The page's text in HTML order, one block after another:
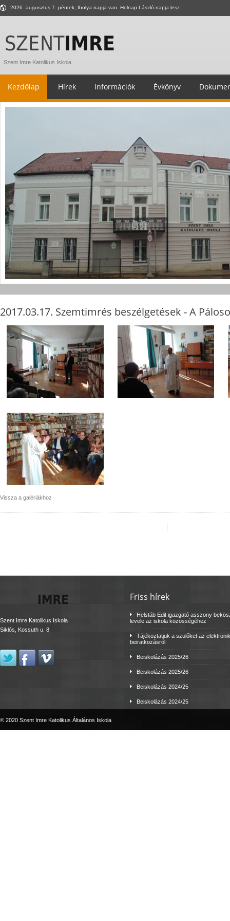
2026. augusztus 7. péntek, Ibolya napja van. Holnap László napja lesz.
Szent Imre Katolikus Iskola
Kezdőlap Hírek Információk Évkönyv
2017.03.17. Szemtimrés beszélgetések - A
Vissza a galériákhoz
Szent Imre Katolikus Iskola
Siklós, Kossuth u. 8
Friss hírek
Helstáb Edit igazgató asszony
levele az iskola közösségéhez
Tájékoztatjuk a szülőket az
beiratkozásról
Beiskolázás 2025/26
Beiskolázás 2025/26
Beiskolázás 2024/25
Beiskolázás 2024/25
© 2020 Szent Imre Katolikus Általános Iskola